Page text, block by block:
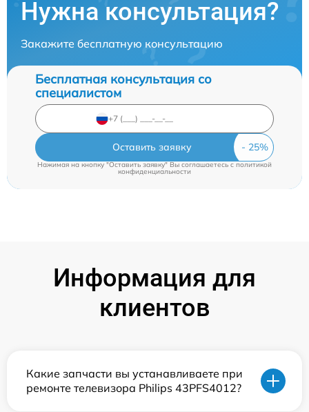
Нужна консультация?
Закажите бесплатную консультацию
Бесплатная консультация со
специалистом
Оставить заявку
Нажимая на кнопку "Оставить заявку" Вы соглашаетесь cполитикой
конфиденциальности
Информация для
клиентов
Какие запчасти вы устанавливаете при
ремонте телевизора Philips 43PFS4012?